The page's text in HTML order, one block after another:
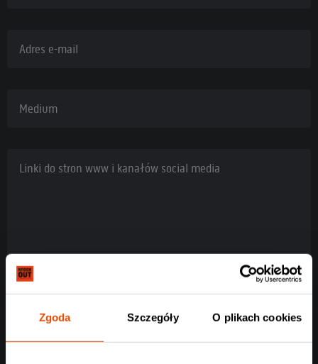
Zgoda Szczegóły O plikach cookies
Adres e-mail
Medium
Linki do stron www i kanałów social media